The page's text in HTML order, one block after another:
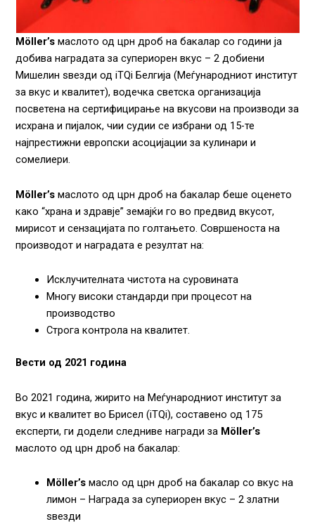
Möller’s маслото од црн дроб на бакалар со години ја
добива наградата за супериорен вкус – 2 добиени
Мишелин ѕвезди од iTQi Белгија (Меѓународниот институт
за вкус и квалитет), водечка светска организација
посветена на сертифицирање на вкусови на производи за
исхрана и пијалок, чии судии се избрани од 15-те
најпрестижни европски асоцијации за кулинари и
сомелиери.
Möller’s маслото од црн дроб на бакалар беше оценето
како “храна и здравје” земајќи го во предвид вкусот,
мирисот и сензацијата по голтањето. Совршеноста на
производот и наградата е резултат на:
Исклучителната чистота на суровината
Многу високи стандарди при процесот на
производство
Строга контрола на квалитет.
Вести од 2021 година
Во 2021 година, жирито на Меѓународниот институт за
вкус и квалитет во Брисел (iTQi), составено од 175
експерти, ги додели следниве награди за Möller’s
маслото од црн дроб на бакалар:
Möller’s масло од црн дроб на бакалар со вкус на
лимон – Награда за супериорен вкус – 2 златни
ѕвезди